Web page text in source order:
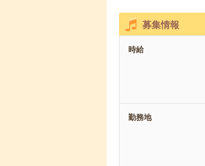
募集情報
時給
勤務地